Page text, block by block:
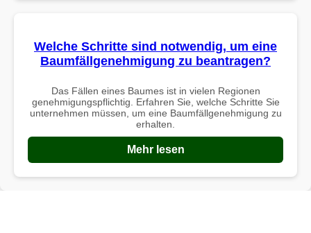
Welche Schritte sind notwendig, um eine
Baumfällgenehmigung zu beantragen?
Das Fällen eines Baumes ist in vielen Regionen
genehmigungspflichtig. Erfahren Sie, welche Schritte Sie
unternehmen müssen, um eine Baumfällgenehmigung zu
erhalten.
Mehr lesen